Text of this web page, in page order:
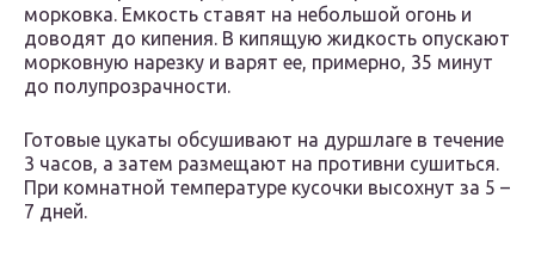
морковка. Емкость ставят на небольшой огонь и
доводят до кипения. В кипящую жидкость опускают
морковную нарезку и варят ее, примерно, 35 минут
до полупрозрачности.
Готовые цукаты обсушивают на дуршлаге в течение
3 часов, а затем размещают на противни сушиться.
При комнатной температуре кусочки высохнут за 5 –
7 дней.